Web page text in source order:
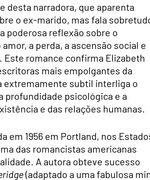
desta narradora, que aparenta
o ex-marido, mas fala
poderosa reflexão sobre o
a perda, a ascensão social e
Este romance confirma Elizabeth
mais empolgantes da
extremamente subtil interliga o
profundidade psicológica e a
e das relações humanas.
em 1956 em Portland, nos
das romancistas americanas
A autora obteve sucesso
(adaptado a uma fabulosa